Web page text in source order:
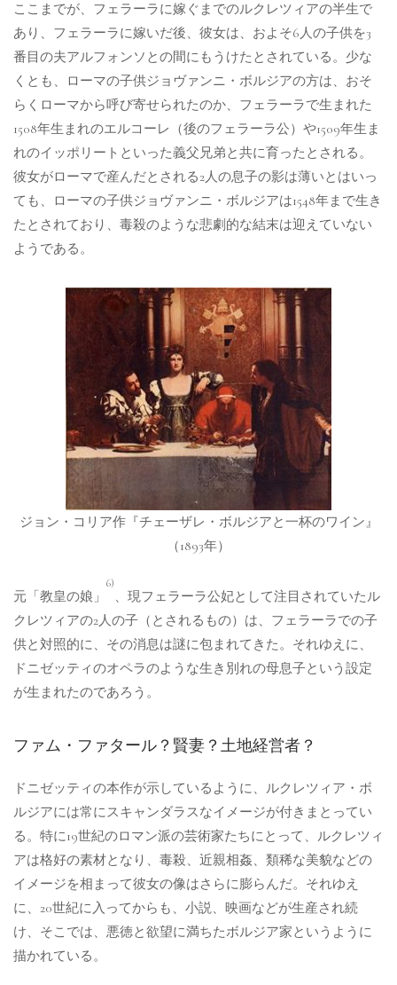
ここまでが、フェラーラに嫁ぐまでのルクレツィアの半生で
あり、フェラーラに嫁いだ後、彼女は、およそ6人の子供を3
番目の夫アルフォンソとの間にもうけたとされている。少な
くとも、ローマの子供ジョヴァンニ・ボルジアの方は、おそ
らくローマから呼び寄せられたのか、フェラーラで生まれた
1508年生まれのエルコーレ（後のフェラーラ公）や1509年生ま
れのイッポリートといった義父兄弟と共に育ったとされる。
彼女がローマで産んだとされる2人の息子の影は薄いとはいっ
ても、ローマの子供ジョヴァンニ・ボルジアは1548年まで生き
たとされており、毒殺のような悲劇的な結末は迎えていない
ようである。
ジョン・コリア作『チェーザレ・ボルジアと一杯のワイン』
（1893年）
元「教皇の娘」
6)
、現フェラーラ公妃として注目されていたル
クレツィアの2人の子（とされるもの）は、フェラーラでの子
供と対照的に、その消息は謎に包まれてきた。それゆえに、
ドニゼッティのオペラのような生き別れの母息子という設定
が生まれたのであろう。
ファム・ファタール？賢妻？土地経営者？
ドニゼッティの本作が示しているように、ルクレツィア・ボ
ルジアには常にスキャンダラスなイメージが付きまとってい
る。特に19世紀のロマン派の芸術家たちにとって、ルクレツィ
アは格好の素材となり、毒殺、近親相姦、類稀な美貌などの
イメージを相まって彼女の像はさらに膨らんだ。それゆえ
に、20世紀に入ってからも、小説、映画などが生産され続
け、そこでは、悪徳と欲望に満ちたボルジア家というように
描かれている。